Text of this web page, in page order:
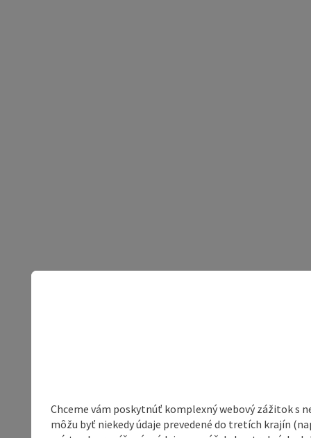
Chceme vám poskytnúť komplexný webový zážitok s
môžu byť niekedy údaje prevedené do tretích krajín